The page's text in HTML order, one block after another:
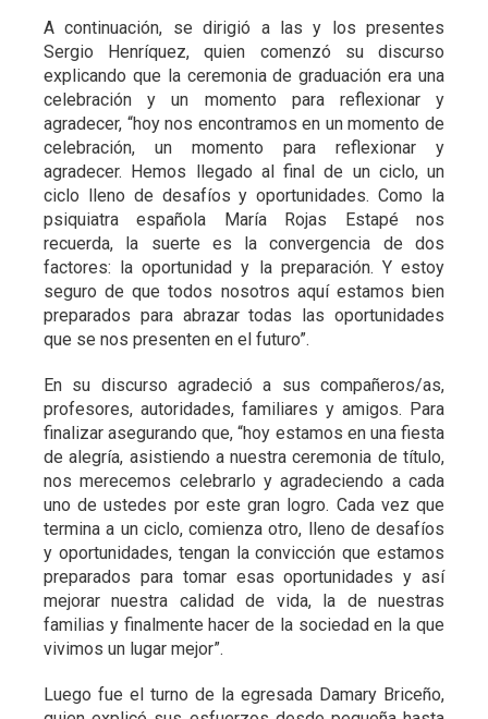
A continuación, se dirigió a las y los presentes
Sergio Henríquez, quien comenzó su discurso
explicando que la ceremonia de graduación era una
celebración y un momento para reflexionar y
agradecer, “hoy nos encontramos en un momento de
celebración, un momento para reflexionar y
agradecer. Hemos llegado al final de un ciclo, un
ciclo lleno de desafíos y oportunidades. Como la
psiquiatra española María Rojas Estapé nos
recuerda, la suerte es la convergencia de dos
factores: la oportunidad y la preparación. Y estoy
seguro de que todos nosotros aquí estamos bien
preparados para abrazar todas las oportunidades
que se nos presenten en el futuro”.
En su discurso agradeció a sus compañeros/as,
profesores, autoridades, familiares y amigos. Para
finalizar asegurando que, “hoy estamos en una fiesta
de alegría, asistiendo a nuestra ceremonia de título,
nos merecemos celebrarlo y agradeciendo a cada
uno de ustedes por este gran logro. Cada vez que
termina a un ciclo, comienza otro, lleno de desafíos
y oportunidades, tengan la convicción que estamos
preparados para tomar esas oportunidades y así
mejorar nuestra calidad de vida, la de nuestras
familias y finalmente hacer de la sociedad en la que
vivimos un lugar mejor”.
Luego fue el turno de la egresada Damary Briceño,